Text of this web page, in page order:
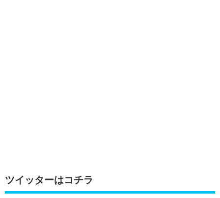
ツイッターはコチラ